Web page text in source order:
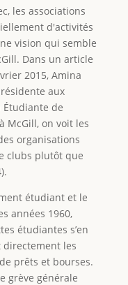
les associations
d'activités
vision qui semble
Dans un article
2015, Amina
aux
Étudiante de
McGill, on voit les
organisations
clubs plutôt que
étudiant et le
années 1960,
étudiantes s’en
les
prêts et bourses.
grève générale